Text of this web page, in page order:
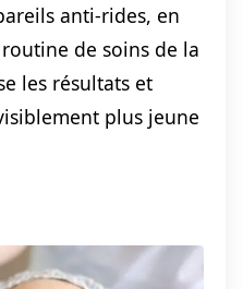
anti-rides, en
de soins de la
les résultats et
plus jeune